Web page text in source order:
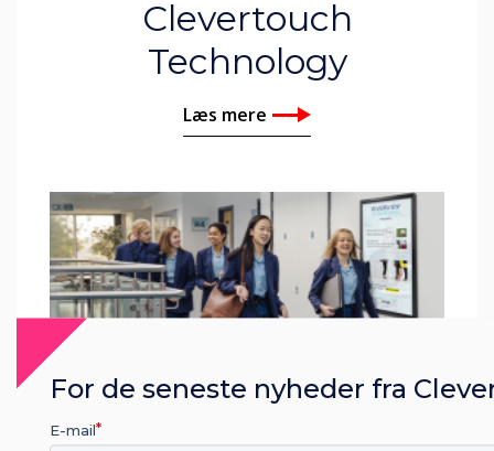
Clevertouch
Technology
Læs mere
For de seneste nyheder fra
E-mail